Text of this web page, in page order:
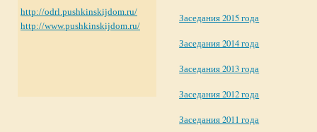
http://odrl.pushkinskijdom.ru/
http://www.pushkinskijdom.ru/
Заседания 2015 года
Заседания 2014 года
Заседания 2013 года
Заседания 2012 года
Заседания 2011 года